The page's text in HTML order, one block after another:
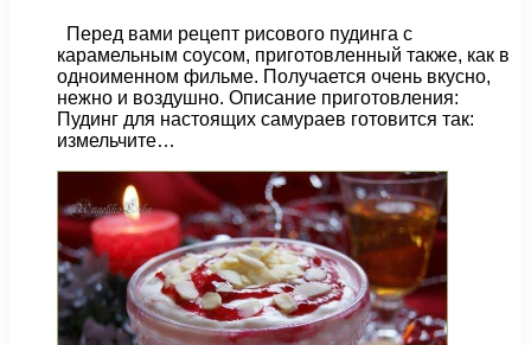
Перед вами рецепт рисового пудинга с
карамельным соусом, приготовленный также, как в
одноименном фильме. Получается очень вкусно,
нежно и воздушно. Описание приготовления:
Пудинг для настоящих самураев готовится так:
измельчите…